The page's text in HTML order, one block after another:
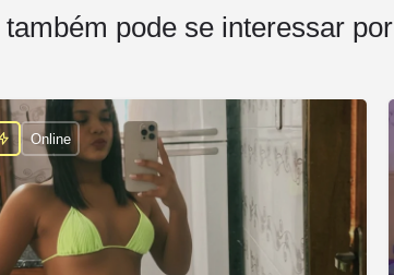
também pode se interessar por
Online